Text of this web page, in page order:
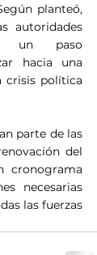
planteó,
autoridades
un paso
hacia una
crisis política
parte de las
del
cronograma
necesarias
las fuerzas